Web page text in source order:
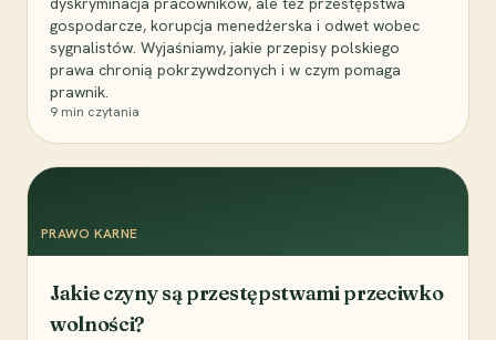
gospodarcze, korupcja menedżerska i odwet wobec
sygnalistów. Wyjaśniamy, jakie przepisy polskiego
prawa chronią pokrzywdzonych i w czym pomaga
prawnik.
9 min czytania
PRAWO KARNE
Jakie czyny są przestępstwami przeciwko
wolności?